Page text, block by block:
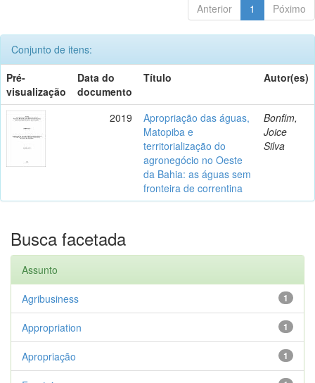
Anterior 1 Póximo
Conjunto de itens:
Pré-
visualização
Data do
documento
Título Autor(es)
2019
Apropriação das águas,
Matopiba e
territorialização do
agronegócio no Oeste
da Bahia: as águas sem
fronteira de correntina
Bonfim,
Joice
Silva
Busca facetada
Assunto
1
Agribusiness
1
Appropriation
1
Apropriação